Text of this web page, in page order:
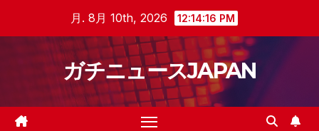
月. 8月 10th, 2026 12:14:17 PM
ガチニュースJAPAN